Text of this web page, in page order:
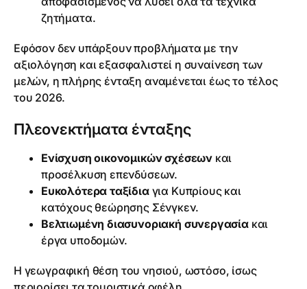
ζητήματα.
Εφόσον δεν υπάρξουν προβλήματα με την
αξιολόγηση και εξασφαλιστεί η συναίνεση των
μελών, η πλήρης ένταξη αναμένεται έως το τέλος
του 2026.
Πλεονεκτήματα ένταξης
Ενίσχυση οικονομικών σχέσεωνκαι
προσέλκυση επενδύσεων.
Ευκολότερα ταξίδιαγια Κυπρίους και
κατόχους θεώρησης Σένγκεν.
Βελτιωμένη διασυνοριακή συνεργασίακαι
έργα υποδομών.
Η γεωγραφική θέση του νησιού, ωστόσο, ίσως